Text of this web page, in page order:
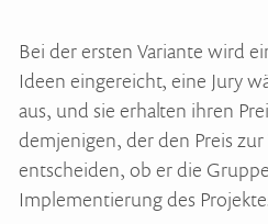
Bei der ersten Variante wird
Ideen eingereicht, eine Jury
aus, und sie erhalten ihren
demjenigen, der den Preis
entscheiden, ob er die
Implementierung des